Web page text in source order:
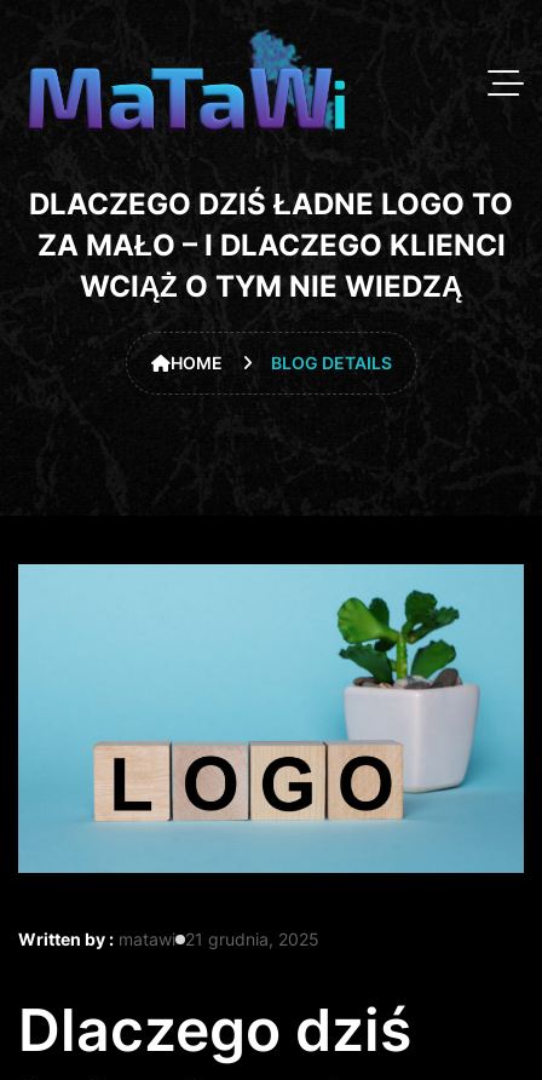
DLACZEGO DZIŚ ŁADNE LOGO TO
ZA MAŁO – I DLACZEGO KLIENCI
WCIĄŻ O TYM NIE WIEDZĄ
HOME BLOG DETAILS
Written by : matawi 21 grudnia, 2025
Dlaczego dziś